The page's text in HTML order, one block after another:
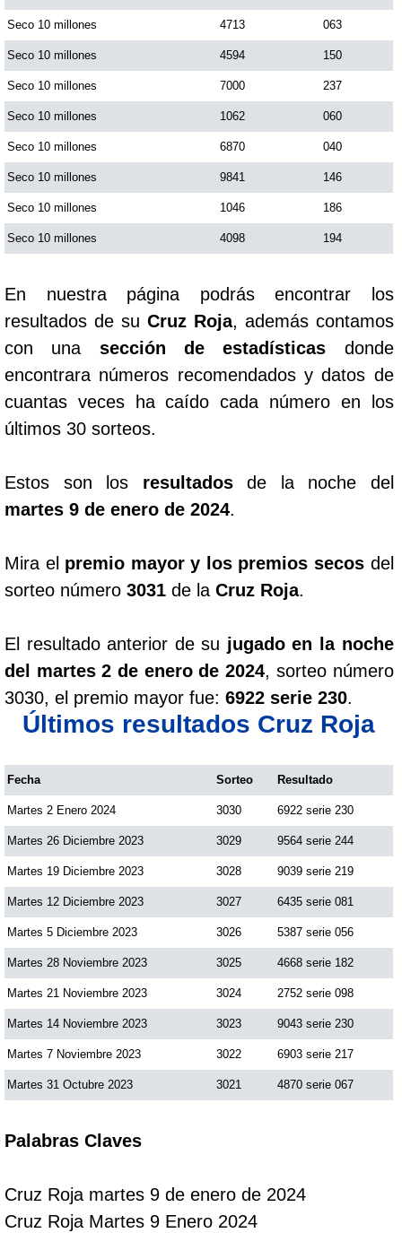
Seco 10 millones 4713 063
Seco 10 millones 4594 150
Seco 10 millones 7000 237
Seco 10 millones 1062 060
Seco 10 millones 6870 040
Seco 10 millones 9841 146
Seco 10 millones 1046 186
Seco 10 millones 4098 194
En nuestra página podrás encontrar los
resultados de su Cruz Roja, además contamos
con una sección de estadísticas donde
encontrara números recomendados y datos de
cuantas veces ha caído cada número en los
últimos 30 sorteos.
Estos son los resultadosde la noche del
martes 9 de enero de 2024.
Mira el premio mayor y los premios secosdel
sorteo número 3031 de la Cruz Roja.
El resultado anterior de su jugado en la noche
del martes 2 de enero de 2024, sorteo número
3030, el premio mayor fue: 6922 serie 230.
Últimos resultados Cruz Roja
Fecha Sorteo Resultado
Martes 2 Enero 2024 3030 6922 serie 230
Martes 26 Diciembre 2023 3029 9564 serie 244
Martes 19 Diciembre 2023 3028 9039 serie 219
Martes 12 Diciembre 2023 3027 6435 serie 081
Martes 5 Diciembre 2023 3026 5387 serie 056
Martes 28 Noviembre 2023 3025 4668 serie 182
Martes 21 Noviembre 2023 3024 2752 serie 098
Martes 14 Noviembre 2023 3023 9043 serie 230
Martes 7 Noviembre 2023 3022 6903 serie 217
Martes 31 Octubre 2023 3021 4870 serie 067
Palabras Claves
Cruz Roja martes 9 de enero de 2024
Cruz Roja Martes 9 Enero 2024